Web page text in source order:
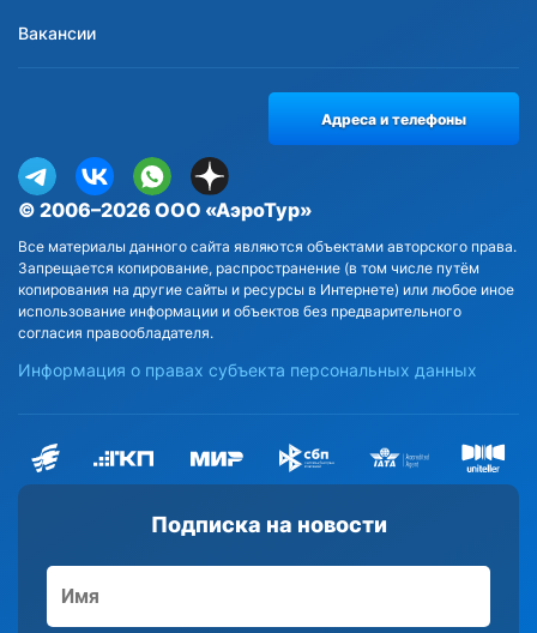
Вакансии
Подписка на новости
© 2006–2026 ООО «АэроТур»
Все материалы данного сайта являются объектами авторского права.
Запрещается копирование, распространение (в том числе путём
копирования на другие сайты и ресурсы в Интернете) или любое иное
использование информации и объектов без предварительного
согласия правообладателя.
Информация о правах субъекта персональных данных
Адреса и телефоны